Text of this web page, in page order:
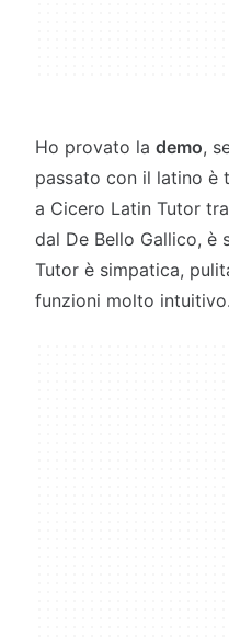
Ho provato la demo,
passato con il latino è
a Cicero Latin Tutor
dal De Bello Gallico,
Tutor è simpatica,
funzioni molto intuitivo.